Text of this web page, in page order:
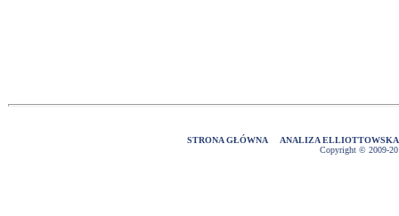
STRONA GŁÓWNA
ANALIZA ELLIOTTOWSKA
Copyright © 2009-